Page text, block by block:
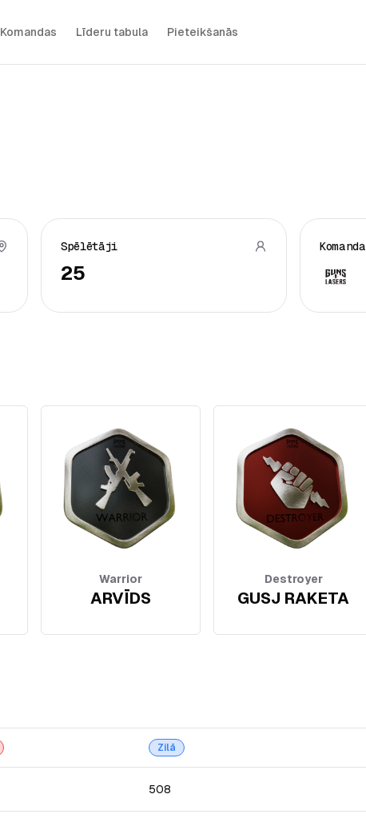
Komandas Līderu tabula Pieteikšanās
Spēlētāji
25
Komanda
Warrior
ARVĪDS
Destroyer
GUSJ RAKETA
Zilā
508